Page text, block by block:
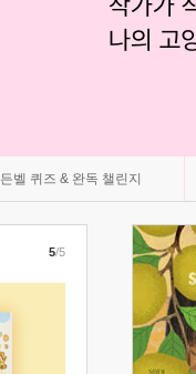
벨 퀴즈 & 완독 챌린지
5/5